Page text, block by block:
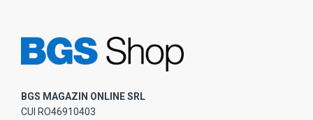
BGS MAGAZIN ONLINE SRL
CUI RO46910403